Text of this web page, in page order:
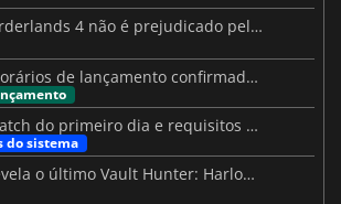
O sucesso de Borderlands 4 não é prejudicado pelo seu desempenho no PC
Borderlands 4: horários de lançamento confirmados em todo o mundo
Borderlands 4: Patch do primeiro dia e requisitos de sistema
do sistema
Borderlands 4 revela o último Vault Hunter: Harlowe, a Cigarra